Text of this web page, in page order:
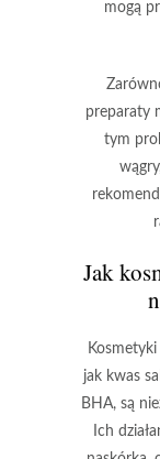
mogą
preparaty
tym
Jak
Kosmetyki
jak kwas
BHA, są
Ich